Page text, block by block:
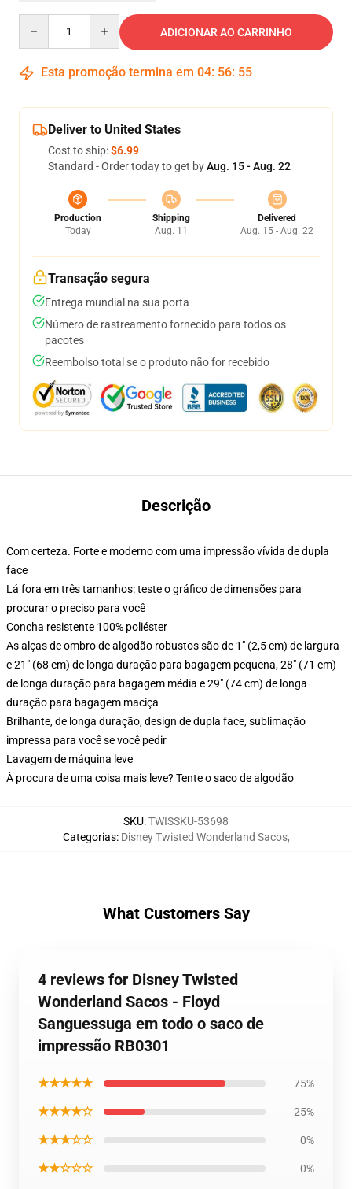
ADICIONAR AO CARRINHO
Esta promoção termina em 04: 56: 54
Deliver to United States
Cost to ship:$6.99
Standard - Order today to get byAug. 15 - Aug. 22
Production
Today
Shipping
Aug. 11
Delivered
Aug. 15 - Aug. 22
Transação segura
Entrega mundial na sua porta
Número de rastreamento fornecido para todos os
pacotes
Reembolso total se o produto não for recebido
Descrição
Com certeza. Forte e moderno com uma impressão vívida de dupla
face
Lá fora em três tamanhos: teste o gráfico de dimensões para
procurar o preciso para você
Concha resistente 100% poliéster
As alças de ombro de algodão robustos são de 1" (2,5 cm) de largura
e 21" (68 cm) de longa duração para bagagem pequena, 28" (71 cm)
de longa duração para bagagem média e 29" (74 cm) de longa
duração para bagagem maciça
Brilhante, de longa duração, design de dupla face, sublimação
impressa para você se você pedir
Lavagem de máquina leve
À procura de uma coisa mais leve? Tente o saco de algodão
SKU:TWISSKU-53698
Categorias: Disney Twisted Wonderland Sacos,
What Customers Say
4 reviews for Disney Twisted
Wonderland Sacos - Floyd
Sanguessuga em todo o saco de
impressão RB0301
★★★★★ 75%
★★★★☆ 25%
★★★☆☆ 0%
★★☆☆☆ 0%